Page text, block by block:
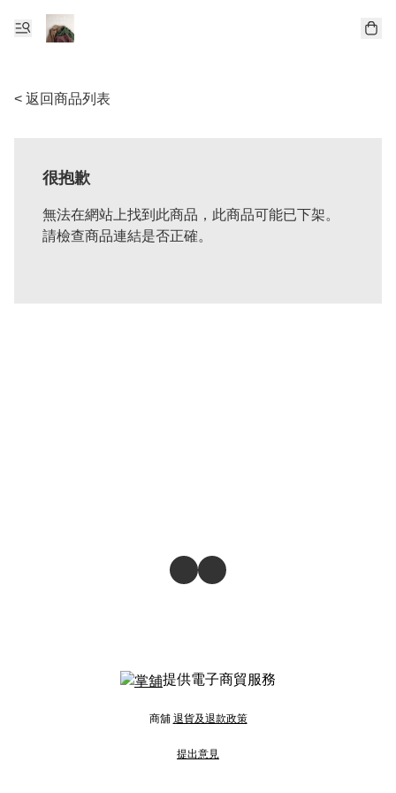
< 返回商品列表
很抱歉
無法在網站上找到此商品，此商品可能已下架。
請檢查商品連結是否正確。
提供電子商貿服務
商舖 退貨及退款政策
提出意見